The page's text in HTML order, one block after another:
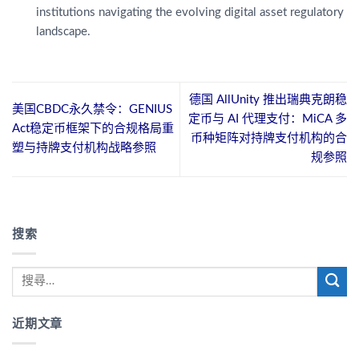
搜索
近期文章
institutions navigating the evolving digital asset regulatory
landscape.
美国CBDC永久禁令：GENIUS
Act稳定币框架下的合规格局重
塑与持牌支付机构战略参照
德国 AllUnity 推出瑞典克朗稳
定币与 AI 代理支付：MiCA 多
币种矩阵对持牌支付机构的合
规参照